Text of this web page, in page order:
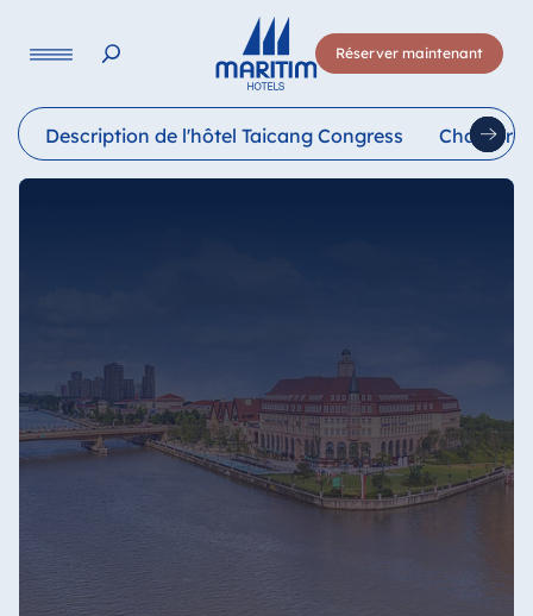
Réserver maintenant
Description de l'hôtel Taicang Congress